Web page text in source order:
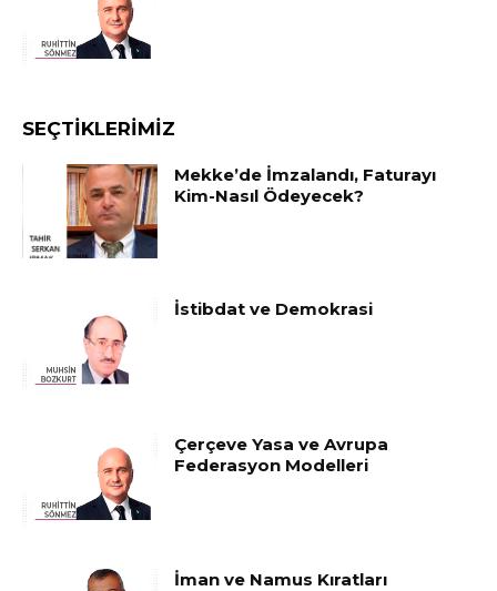
SEÇTIKLERIMIZ
Mekke’de İmzalandı, Faturayı
Kim-Nasıl Ödeyecek?
İstibdat ve Demokrasi
Çerçeve Yasa ve Avrupa
Federasyon Modelleri
İman ve Namus Kıratları